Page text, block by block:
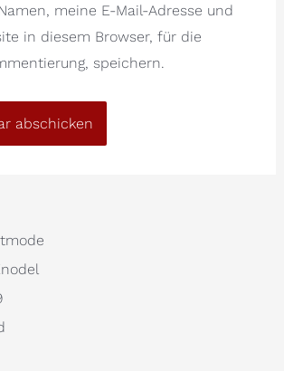
meine E-Mail-Adresse und
in diesem Browser, für die
speichern.